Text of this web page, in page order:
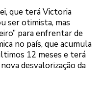
que terá Victoria
ser otimista, mas
para enfrentar de
no país, que acumula
12 meses e terá
desvalorização da